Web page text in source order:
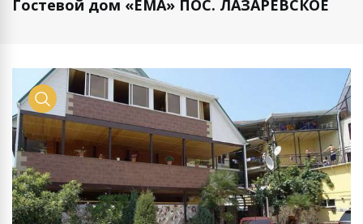
Гостевой дом «ЕМА» ПОС. ЛАЗАРЕВСКОЕ
Просмотр